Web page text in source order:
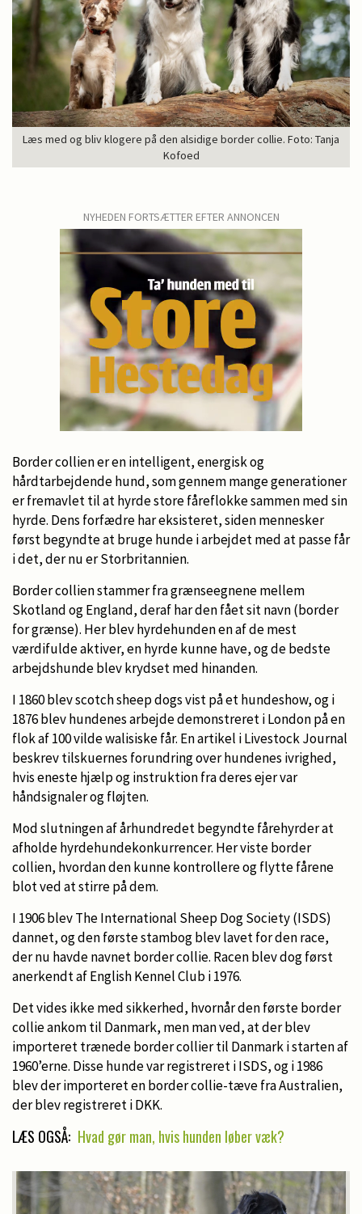
Læs med og bliv klogere på den alsidige border collie. Foto: Tanja
Kofoed
NYHEDEN FORTSÆTTER EFTER ANNONCEN
Border collien er en intelligent, energisk og
hårdtarbejdende hund, som gennem mange generationer
er fremavlet til at hyrde store fåreflokke sammen med sin
hyrde. Dens forfædre har eksisteret, siden mennesker
først begyndte at bruge hunde i arbejdet med at passe får
i det, der nu er Storbritannien.
Border collien stammer fra grænseegnene mellem
Skotland og England, deraf har den fået sit navn (border
for grænse). Her blev hyrdehunden en af de mest
værdifulde aktiver, en hyrde kunne have, og de bedste
arbejdshunde blev krydset med hinanden.
I 1860 blev scotch sheep dogs vist på et hundeshow, og i
1876 blev hundenes arbejde demonstreret i London på en
flok af 100 vilde walisiske får. En artikel i Livestock Journal
beskrev tilskuernes forundring over hundenes ivrighed,
hvis eneste hjælp og instruktion fra deres ejer var
håndsignaler og fløjten.
Mod slutningen af århundredet begyndte fårehyrder at
afholde hyrdehundekonkurrencer. Her viste border
collien, hvordan den kunne kontrollere og flytte fårene
blot ved at stirre på dem.
I 1906 blev The International Sheep Dog Society (ISDS)
dannet, og den første stambog blev lavet for den race,
der nu havde navnet border collie. Racen blev dog først
anerkendt af English Kennel Club i 1976.
Det vides ikke med sikkerhed, hvornår den første border
collie ankom til Danmark, men man ved, at der blev
importeret trænede border collier til Danmark i starten af
1960’erne. Disse hunde var registreret i ISDS, og i 1986
blev der importeret en border collie-tæve fra Australien,
der blev registreret i DKK.
LÆS OGSÅ: Hvad gør man, hvis hunden løber væk?